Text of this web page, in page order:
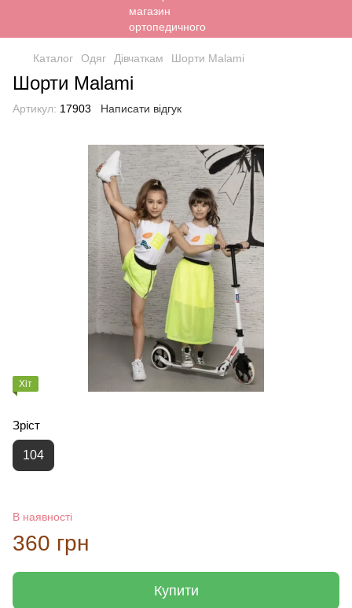
Каталог Одяг Дівчаткам Шорти Malami
Шорти Malami
Артикул: 17903 Написати відгук
Хіт
Зріст
104
В наявності
360 грн
Купити